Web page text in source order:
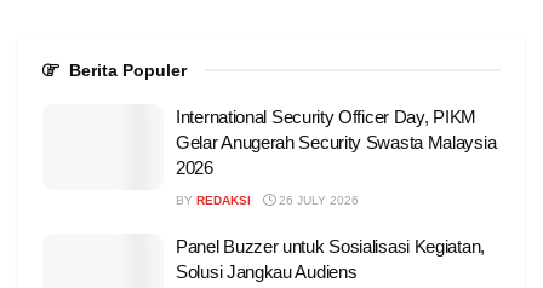
Berita Populer
International Security Officer Day, PIKM
Gelar Anugerah Security Swasta Malaysia
2026
BY REDAKSI 26 JULY 2026
Panel Buzzer untuk Sosialisasi Kegiatan,
Solusi Jangkau Audiens